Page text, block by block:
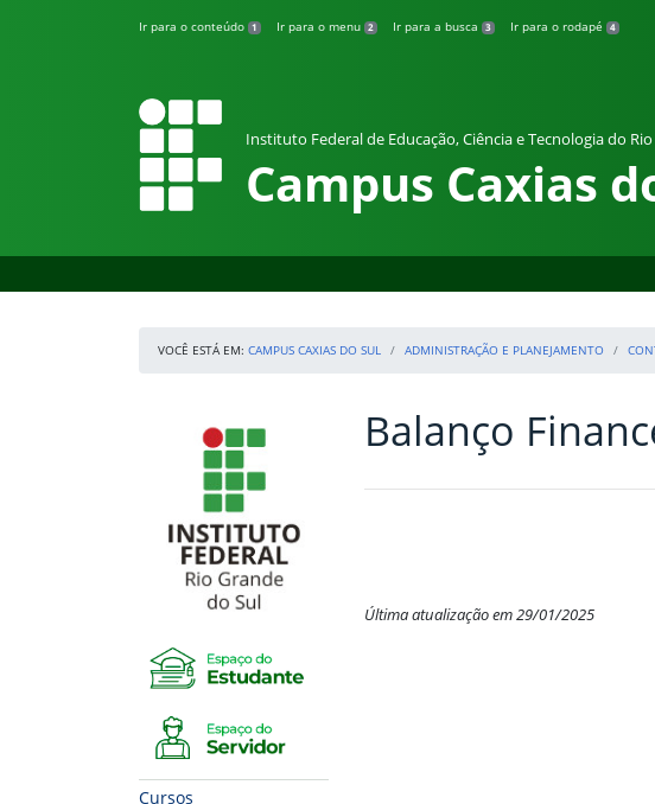
Ir para o conteúdo 1 Ir para o menu 2 Ir para a busca 3 Ir para o rodapé 4
Instituto Federal de Educação, Ciência e Tecnologia do
Campus Caxias
VOCÊ ESTÁ EM: CAMPUS CAXIAS DO SUL ADMINISTRAÇÃO E PLANEJAMENTO
Início da navegação
Espaço do Estudante
Espaço do Servidor
Cursos
Início do conteúdo
Balanço
Última atualização em 29/01/2025